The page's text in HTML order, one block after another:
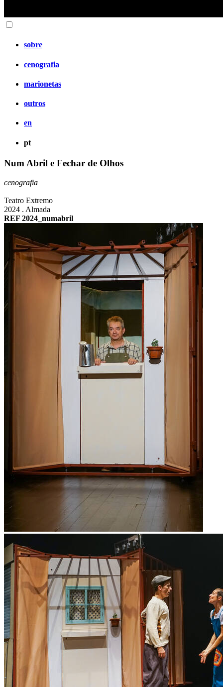
sobre
cenografia
marionetas
outros
en
pt
Num Abril e Fechar de Olhos
cenografia
Teatro Extremo
2024 . Almada
REF 2024_numabril